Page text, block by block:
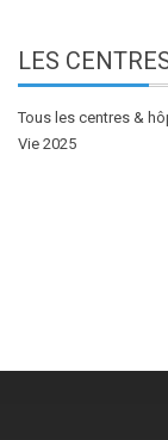
LES
Tous les centres &
Vie 2025